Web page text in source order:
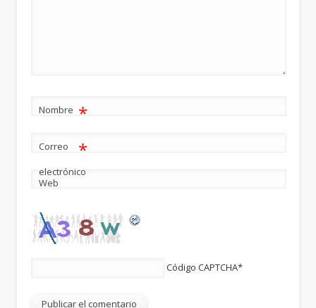
Nombre *
Correo
electrónico
*
Web
Código CAPTCHA*